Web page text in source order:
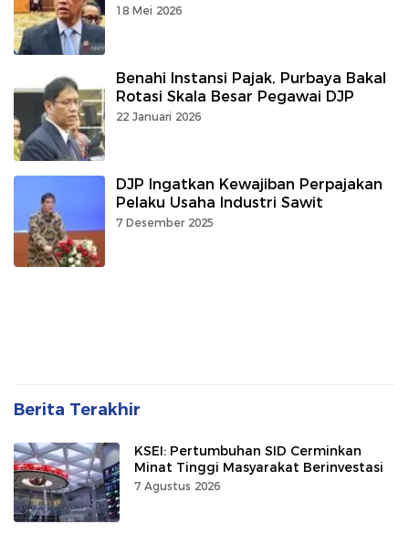
18 Mei 2026
Benahi Instansi Pajak, Purbaya Bakal
Rotasi Skala Besar Pegawai DJP
22 Januari 2026
DJP Ingatkan Kewajiban Perpajakan
Pelaku Usaha Industri Sawit
7 Desember 2025
Berita Terakhir
KSEI: Pertumbuhan SID Cerminkan
Minat Tinggi Masyarakat Berinvestasi
7 Agustus 2026